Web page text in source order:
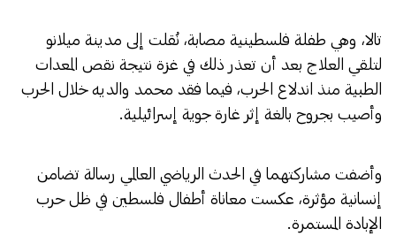
تالا، وهي طفلة فلسطينية مصابة، نُقلت إلى مدينة ميلانو
لتلقي العلاج بعد أن تعذر ذلك في غزة نتيجة نقص المعدات
الطبية منذ اندلاع الحرب، فيما فقد محمد والديه خلال الحرب
وأصيب بجروح بالغة إثر غارة جوية إسرائيلية.
وأضفت مشاركتهما في الحدث الرياضي العالمي رسالة تضامن
إنسانية مؤثرة، عكست معاناة أطفال فلسطين في ظل حرب
الإبادة المستمرة.